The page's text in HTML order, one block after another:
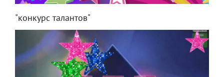
"конкурс талантов"